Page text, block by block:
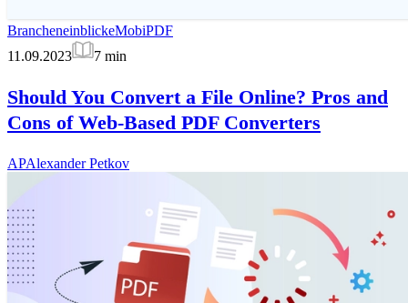
BrancheneinblickeMobiPDF
11.09.2023
7 min
Should You Convert a File Online? Pros and
Cons of Web-Based PDF Converters
APAlexander Petkov